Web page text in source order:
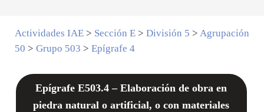
Actividades IAE> Sección E> División 5 > Agrupación
50 > Grupo 503 > Epígrafe 4
Epígrafe E503.4 – Elaboración de obra en
piedra natural o artificial, o con materiales